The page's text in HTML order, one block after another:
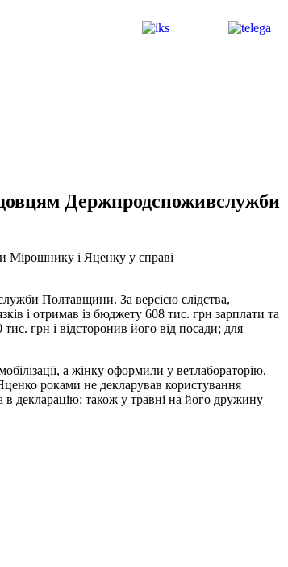
Держпродспоживслужби
Мірошнику і Яценку у справі
Полтавщини. За версією слідства,
і отримав із бюджету 608 тис. грн зарплати та
грн і відсторонив його від посади; для
а жінку оформили у ветлабораторію,
роками не декларував користування
декларацію; також у травні на його дружину